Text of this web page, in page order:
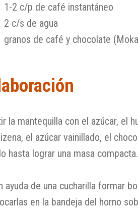
1-2 c/p de café instantáneo
2 c/s de agua
granos de café y chocolate
la mantequilla con el azúcar, el
el azúcar vainillado, el
hasta lograr una masa compacta.
ayuda de una cucharilla formar
en la bandeja del horno